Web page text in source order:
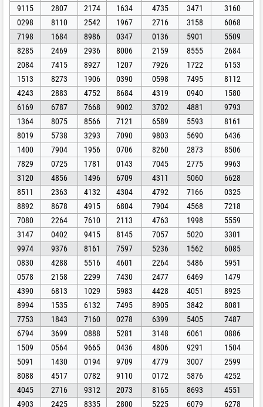
9115
2807 2174 1634 4735 3471
3160
0298
8110 2542 1967 2716 3158
6068
7198
1684 8986 0347 0136 5901
5509
8285
2469 2936 8006 2159 8555
2684
2084
7415 8927 1207 7926 1722
6153
1513
8273 1906 0390 0598 7495
8112
4243
2883 4752 8684 4319 0940
1580
6169
6787 7668 9002 3702 4881
9793
1364
8075 8566 7121 6589 5593
8161
8019
5738 3293 7090 9803 5690
6436
1400
7904 1956 0706 8260 2873
8506
7829
0725 1781 0143 7045 2775
9963
3120
4856 1496 6709 4311 5060
6628
8511
2363 4132 4304 4792 7166
0325
8892
8678 4915 6804 7904 4568
7218
7080
2264 7610 2113 4763 1998
5559
3147
0402 9415 8145 7057 5020
3301
9974
9376 8161 7597 5236 1562
6085
0830
4288 5516 4601 2264 5486
5951
0578
2158 2299 7430 2477 6469
1479
4390
6813 1029 5983 4428 4051
8925
8994
1535 6132 7495 8905 3842
8081
7753
1843 7160 0278 6399 5405
7487
6794
3699 0888 5281 3148 6061
0886
1509
0564 9665 0436 4806 9291
1504
5091
1430 0194 9709 4779 3007
2599
8088
4517 0782 9110 0172 5876
4252
4045
2716 9312 2073 8165 8693
4551
4903
2425 8335 2800 5225 6079 6278